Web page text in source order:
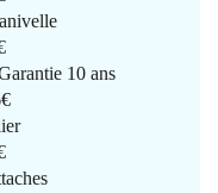
10 ans